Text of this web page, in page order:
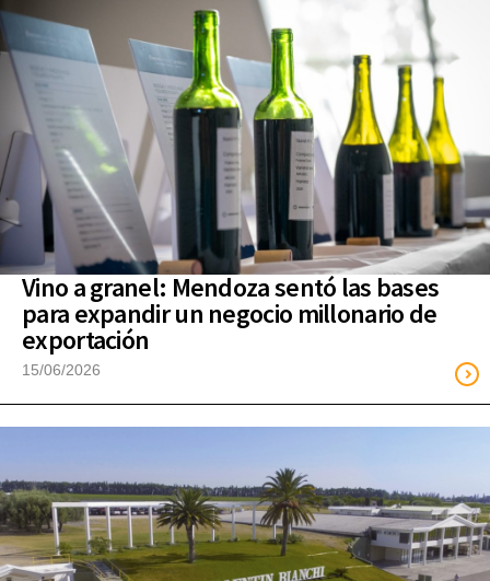
Vino a granel: Mendoza sentó las bases
para expandir un negocio millonario de
exportación
15/06/2026